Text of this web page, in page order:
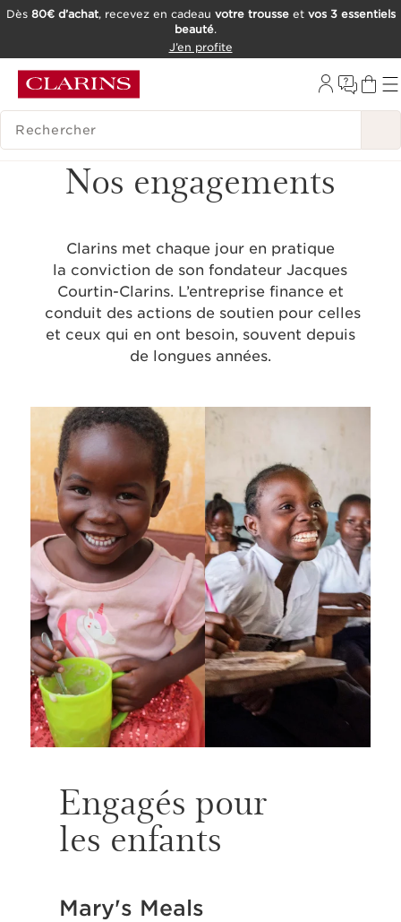
OUTIL D'ACCESSIBILITÉ
Dès 80€ d’achat, recevez en cadeau votre trousseet vos 3 essentiels
beauté.
J’en profite
HISTORIQUE DES RECHERCHES
Nos engagements
Clarins met chaque jour en pratique
la conviction de son fondateur Jacques
Courtin-Clarins. L’entreprise financeet
conduit des actions de soutien pour celles
et ceux qui en ont besoin, souvent depuis
de longues années.
Engagés pour
les enfants
Mary's Meals